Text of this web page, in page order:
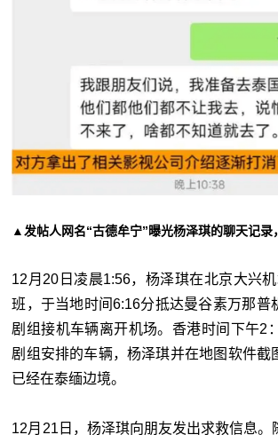
▲发帖人网名“古德牟宁”曝光杨泽琪的聊天记录
12月20日凌晨1:56，杨泽琪在北京大兴
班，于当地时间6:16分抵达曼谷素万那普
剧组接机车辆离开机场。香港时间下午2
剧组安排的车辆，杨泽琪并在地图软件截
已经在泰缅边境。
12月21日，杨泽琪向朋友发出求救信息。